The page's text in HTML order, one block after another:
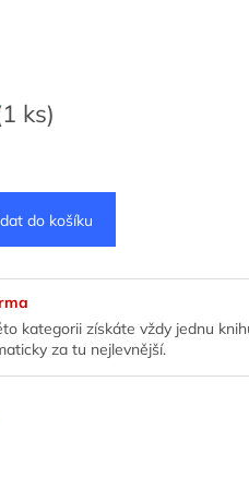
ks)
do košíku
kategorii získáte vždy jednu
za tu nejlevnější.